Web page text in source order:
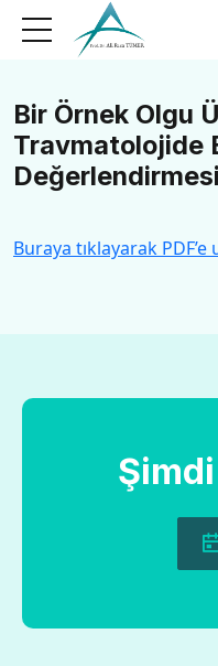
Bir Örnek Olgu
Travmatolojide
Değerlendirmesi
Buraya tıklayarak